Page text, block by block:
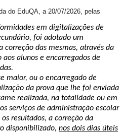
do EduQA, a 20/07/2026, pelas
em digitalizações de
foi adotado um
correção das mesmas, através da
alunos e encarregados de
maior, ou o encarregado de
da prova que lhe foi enviada
realizada, na totalidade ou em
serviços de administração escolar
resultados, a correção da
disponibilizado, nos dois dias úteis